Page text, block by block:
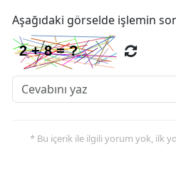
Aşağıdaki görselde işlemin
* Bu içerik ile ilgili yorum yok, ilk